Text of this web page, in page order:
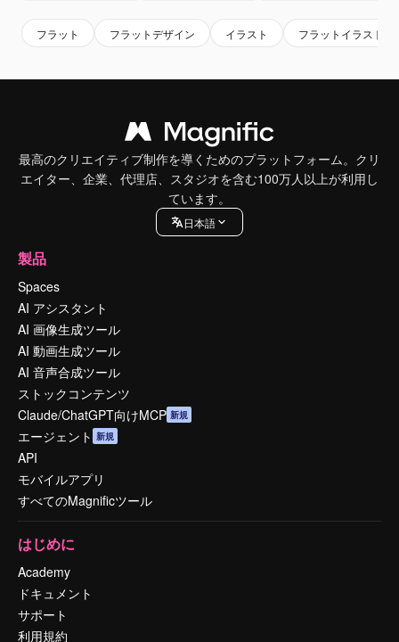
フラット フラットデザイン イラスト フラットイラスト
最高のクリエイティブ制作を導くためのプラットフォーム。クリ
エイター、企業、代理店、スタジオを含む100万人以上が利用し
ています。
日本語
製品
Spaces
AI アシスタント
AI 画像生成ツール
AI 動画生成ツール
AI 音声合成ツール
ストックコンテンツ
Claude/ChatGPT向けMCP 新規
エージェント 新規
API
モバイルアプリ
すべてのMagnificツール
はじめに
Academy
ドキュメント
サポート
利用規約